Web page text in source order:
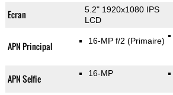
Ecran
5.2" 1920x1080 IPS
LCD
APN Principal 16-MP f/2 (Primaire)
APN Selfie 16-MP